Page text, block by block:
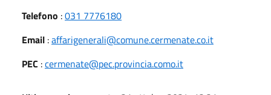
Telefono :031 7776180
Email :affarigenerali@comune.cermenate.co.it
PEC :cermenate@pec.provincia.como.it